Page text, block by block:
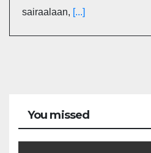
sairaalaan, [...]
You missed